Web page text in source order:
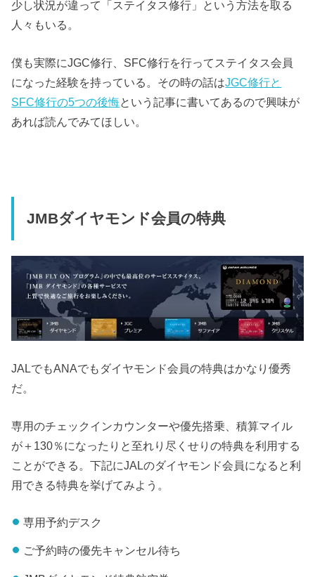
少し状況が違って「ステイタス修行」という方法を取る
人々もいる。
僕も実際にJGC修行、SFC修行を行ってステイタス会員
になった経験を持っている。その時の話はJGC修行と
SFC修行の5つの後悔という記事に書いてあるので興味が
あれば読んでみてほしい。
JMBダイヤモンド会員の特典
JALでもANAでもダイヤモンド会員の特典はかなり優秀
だ。
専用のチェックインカウンターや優先搭乗、積算マイル
が＋130％になったりと至れり尽くせりの特典を利用する
ことができる。下記にJALのダイヤモンド会員になると利
用できる特典を挙げてみよう。
専用予約デスク
ご予約時の優先キャンセル待ち